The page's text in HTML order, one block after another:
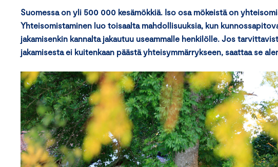
Suomessa on yli 500 000 kesämökkiä. Iso osa mökeistä on
Yhteisomistaminen luo toisaalta mahdollisuuksia, kun
jakamisenkin kannalta jakautuu useammalle henkilölle. Jos
jakamisesta ei kuitenkaan päästä yhteisymmärrykseen, saattaa se